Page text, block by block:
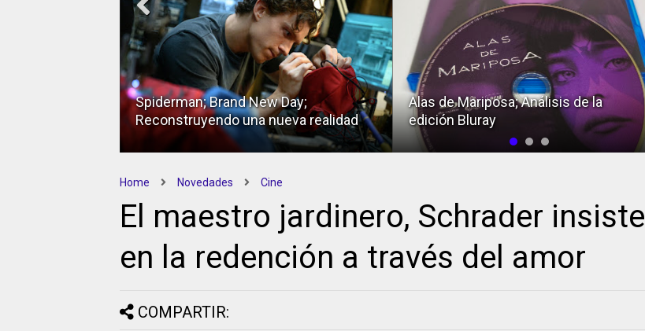
Spiderman; Brand New Day;
Reconstruyendo una nueva realidad
Alas de Mariposa; Análisis de la
edición Bluray
Home Novedades Cine
El maestro jardinero, Schrader insiste
en la redención a través del amor
COMPARTIR: